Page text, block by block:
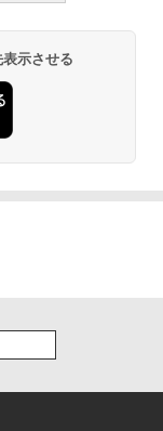
示させる